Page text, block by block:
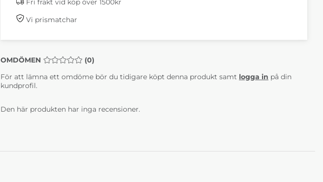
Fri frakt vid köp över 1500kr
Vi prismatchar
OMDÖMEN MEDELBETYG 0 AV 5 ANTAL BETYG 0
(0)
För att lämna ett omdöme bör du tidigare köpt denna produkt samt logga in på din
kundprofil.
Den här produkten har inga recensioner.